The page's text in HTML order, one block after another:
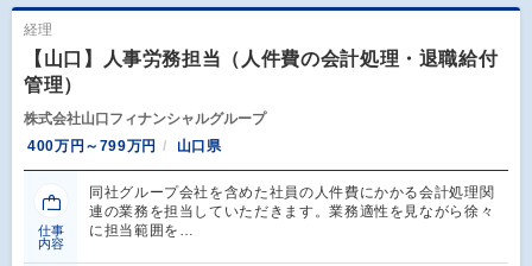
経理
【山口】人事労務担当（人件費の会計処理・退職給付
管理）
株式会社山口フィナンシャルグループ
400万円～799万円
山口県
仕事
内容
同社グループ会社を含めた社員の人件費にかかる会計処理関
連の業務を担当していただきます。業務適性を見ながら徐々
に担当範囲を…